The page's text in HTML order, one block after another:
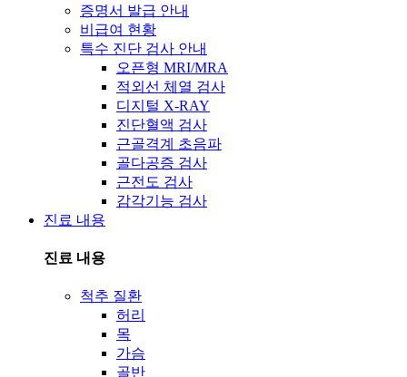
증명서 발급 안내
비급여 현황
특수 진단 검사 안내
오픈형 MRI/MRA
적외선 체열 검사
디지털 X-RAY
진단혈액 검사
근골격계 초음파
골다공증 검사
근전도 검사
감각기능 검사
진료 내용
진료 내용
척추 질환
허리
목
가슴
골반